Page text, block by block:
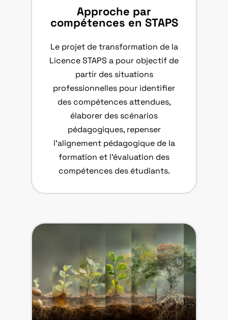
Approche par
compétences en STAPS
Le projet de transformation de la
Licence STAPS a pour objectif de
partir des situations
professionnelles pour identifier
des compétences attendues,
élaborer des scénarios
pédagogiques, repenser
l’alignement pédagogique de la
formation et l’évaluation des
compétences des étudiants.